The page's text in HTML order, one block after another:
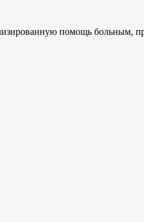
помощь больным,